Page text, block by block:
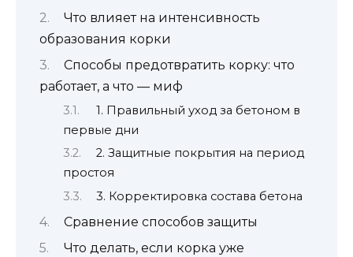
Что влияет на интенсивность
образования корки
Способы предотвратить корку: что
работает, а что — миф
1. Правильный уход за бетоном в
первые дни
2. Защитные покрытия на период
простоя
3. Корректировка состава бетона
Сравнение способов защиты
Что делать, если корка уже